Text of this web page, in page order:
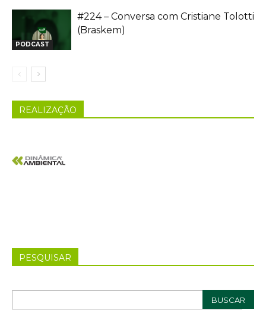
PODCAST
#224 – Conversa com Cristiane Tolotti
(Braskem)
REALIZAÇÃO
PESQUISAR